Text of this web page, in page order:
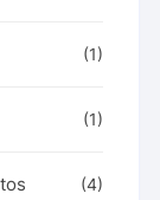
(1)
(1)
(4)